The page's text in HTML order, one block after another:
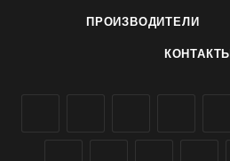
ПРОИЗВОДИТЕЛИ
КОНТАКТЫ